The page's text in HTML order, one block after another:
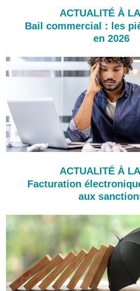
ACTUALITÉ À
Bail commercial : les
en 2026
ACTUALITÉ À
Facturation
aux